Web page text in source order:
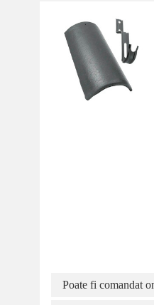
Poate fi comandat